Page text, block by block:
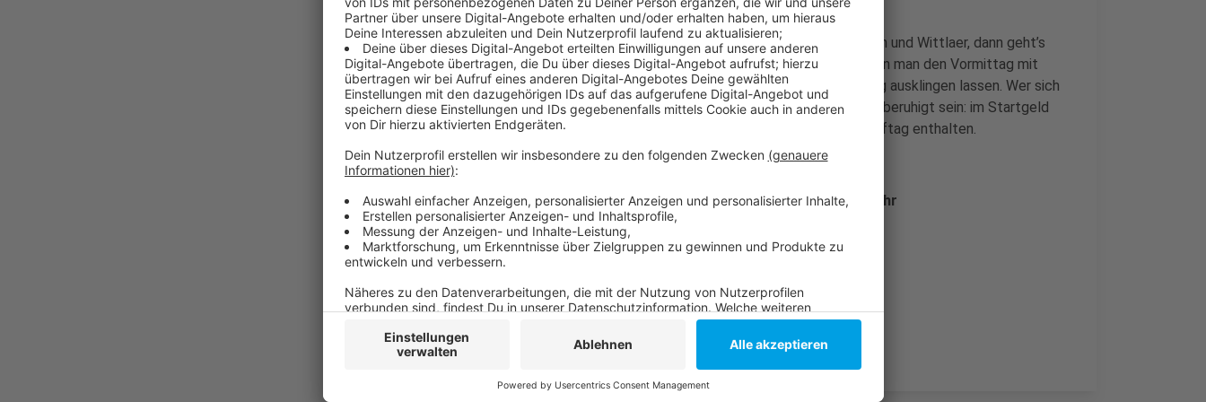
Der Start ist an den Düsseldorfer Rheinterrassen bis Kaiserswerth und Wittlaer, dann geht’s
weiter zum historischen Steinhof in Duisburg-Huckingen. Dort kann man den Vormittag mit
seinen Lauffreund:innen und Angehörigen bei leckerer Verpflegung ausklingen lassen. Wer sich
nun fragt, wie man am besten seinen Tag vor Ort organisiert, darf beruhigt sein: im Startgeld
ist unter anderem ein ÖPNV-Ticket für den gesamten Wettkampftag enthalten.
Sonntag, 22. Oktober 2023, Startnummernausgabe ab 7:30 Uhr
Start des Laufs um 9:30 Uhr
Weitere Infos hier.
Anzeige